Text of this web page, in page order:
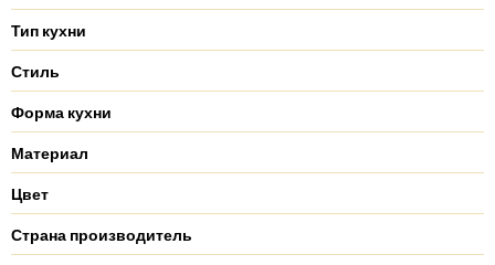
Тип кухни
Стиль
Форма кухни
Материал
Цвет
Страна производитель